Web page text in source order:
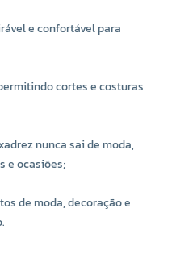
e confortável para
cortes e costuras
nunca sai de moda,
e ocasiões;
de moda, decoração e